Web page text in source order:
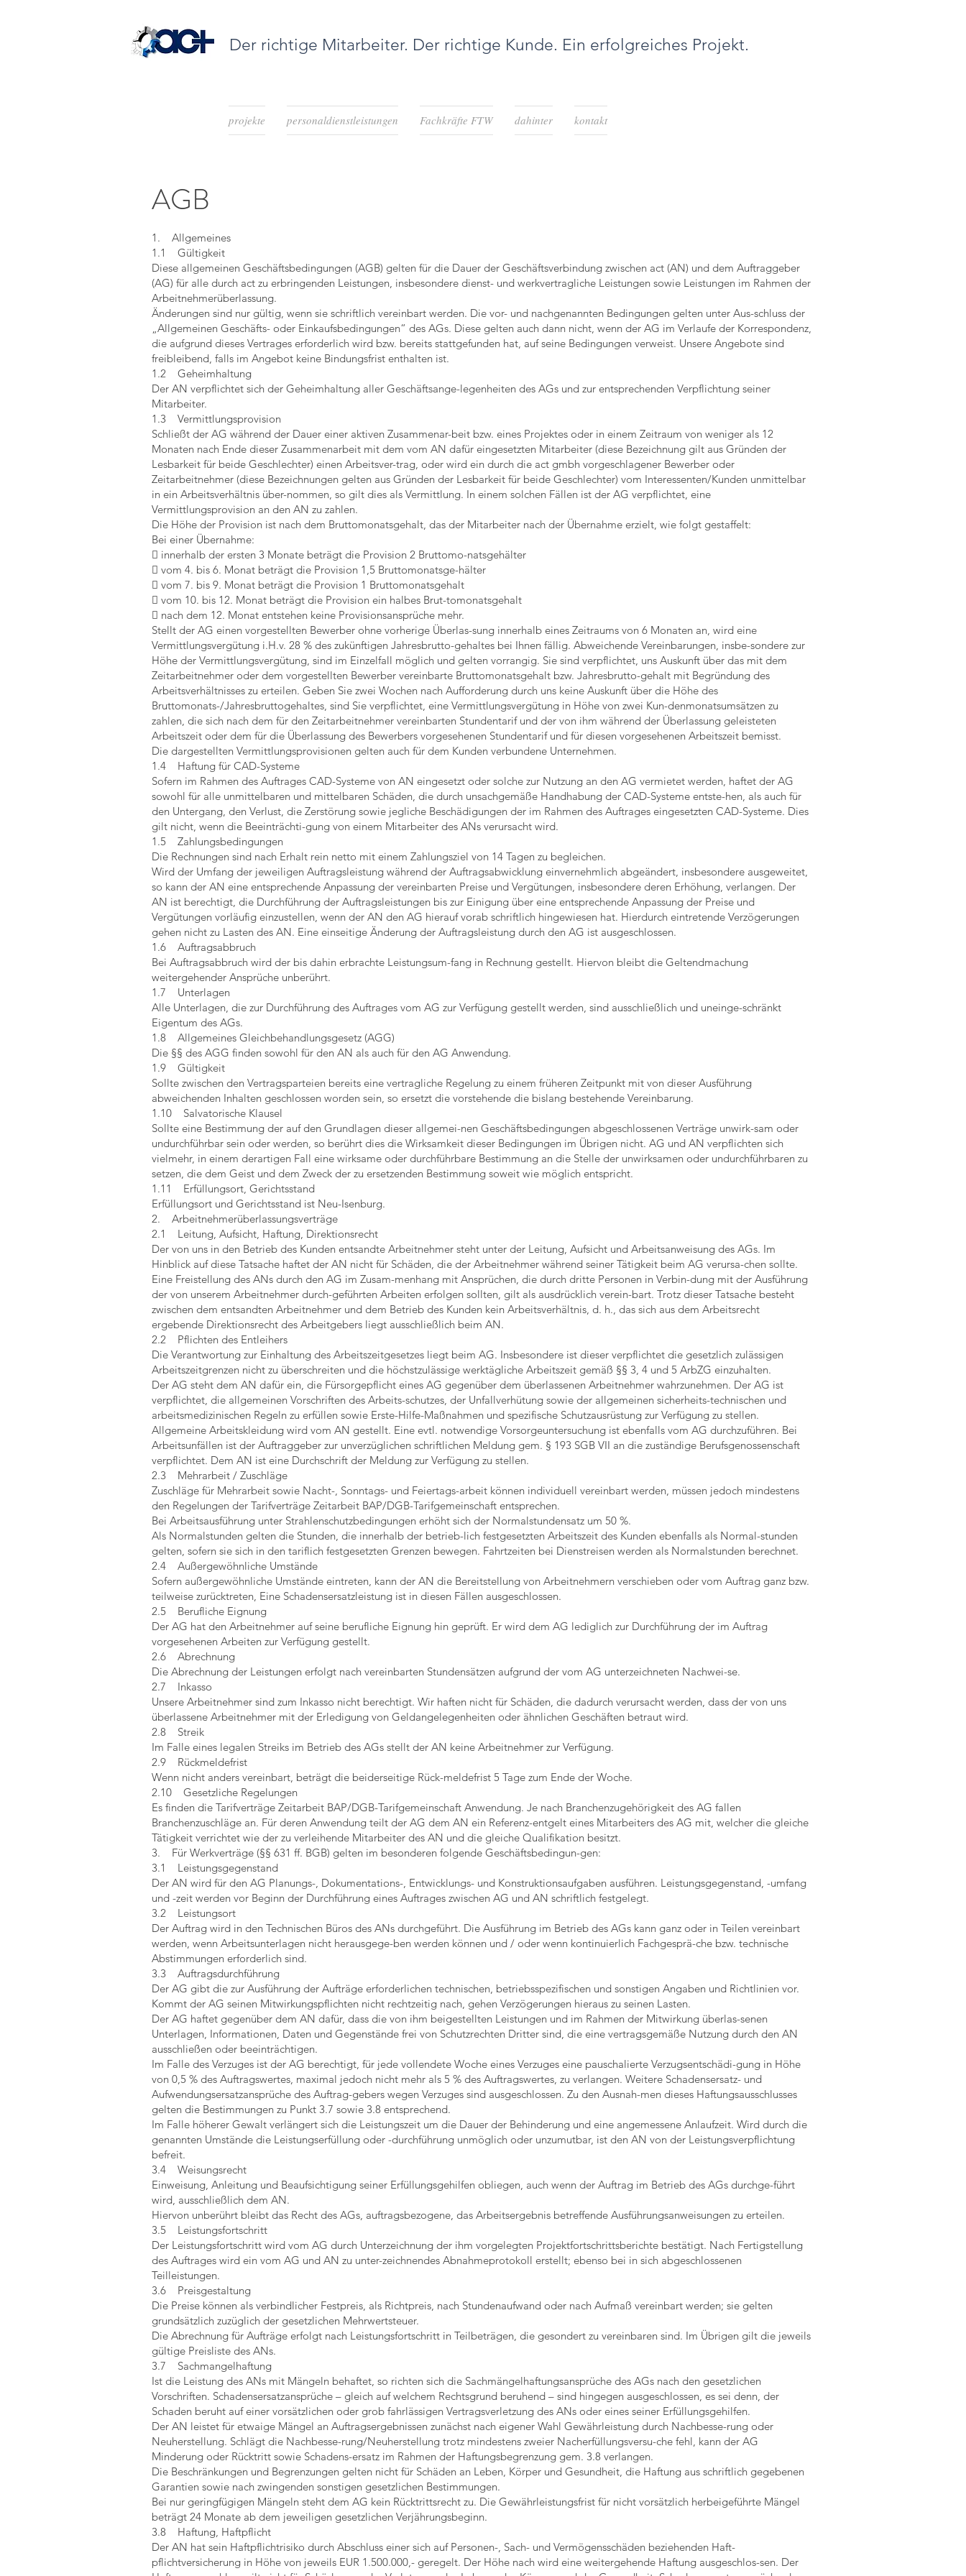
Der richtige Mitarbeiter. Der richtige Kunde. Ein erfolgreiches Projekt.
projekte personaldienstleistungen Fachkräfte FTW dahinter kontakt
AGB
1. Allgemeines
1.1 Gültigkeit
Diese allgemeinen Geschäftsbedingungen (AGB) gelten für die Dauer der Geschäftsverbindung zwischen act (AN) und dem Auftraggeber
(AG) für alle durch act zu erbringenden Leistungen, insbesondere dienst- und werkvertragliche Leistungen sowie Leistungen im Rahmen der
Arbeitnehmerüberlassung.
Änderungen sind nur gültig, wenn sie schriftlich vereinbart werden. Die vor- und nachgenannten Bedingungen gelten unter Aus-schluss der
„Allgemeinen Geschäfts- oder Einkaufsbedingungen“ des AGs. Diese gelten auch dann nicht, wenn der AG im Verlaufe der Korrespondenz,
die aufgrund dieses Vertrages erforderlich wird bzw. bereits stattgefunden hat, auf seine Bedingungen verweist. Unsere Angebote sind
freibleibend, falls im Angebot keine Bindungsfrist enthalten ist.
1.2 Geheimhaltung
Der AN verpflichtet sich der Geheimhaltung aller Geschäftsange-legenheiten des AGs und zur entsprechenden Verpflichtung seiner
Mitarbeiter.
1.3 Vermittlungsprovision
Schließt der AG während der Dauer einer aktiven Zusammenar-beit bzw. eines Projektes oder in einem Zeitraum von weniger als 12
Monaten nach Ende dieser Zusammenarbeit mit dem vom AN dafür eingesetzten Mitarbeiter (diese Bezeichnung gilt aus Gründen der
Lesbarkeit für beide Geschlechter) einen Arbeitsver-trag, oder wird ein durch die act gmbh vorgeschlagener Bewerber oder
Zeitarbeitnehmer (diese Bezeichnungen gelten aus Gründen der Lesbarkeit für beide Geschlechter) vom Interessenten/Kunden unmittelbar
in ein Arbeitsverhältnis über-nommen, so gilt dies als Vermittlung. In einem solchen Fällen ist der AG verpflichtet, eine
Vermittlungsprovision an den AN zu zahlen.
Die Höhe der Provision ist nach dem Bruttomonatsgehalt, das der Mitarbeiter nach der Übernahme erzielt, wie folgt gestaffelt:
Bei einer Übernahme:
 innerhalb der ersten 3 Monate beträgt die Provision 2 Bruttomo-natsgehälter
 vom 4. bis 6. Monat beträgt die Provision 1,5 Bruttomonatsge-hälter
 vom 7. bis 9. Monat beträgt die Provision 1 Bruttomonatsgehalt
 vom 10. bis 12. Monat beträgt die Provision ein halbes Brut-tomonatsgehalt
 nach dem 12. Monat entstehen keine Provisionsansprüche mehr.
Stellt der AG einen vorgestellten Bewerber ohne vorherige Überlas-sung innerhalb eines Zeitraums von 6 Monaten an, wird eine
Vermittlungsvergütung i.H.v. 28 % des zukünftigen Jahresbrutto-gehaltes bei Ihnen fällig. Abweichende Vereinbarungen, insbe-sondere zur
Höhe der Vermittlungsvergütung, sind im Einzelfall möglich und gelten vorrangig. Sie sind verpflichtet, uns Auskunft über das mit dem
Zeitarbeitnehmer oder dem vorgestellten Bewerber vereinbarte Bruttomonatsgehalt bzw. Jahresbrutto-gehalt mit Begründung des
Arbeitsverhältnisses zu erteilen. Geben Sie zwei Wochen nach Aufforderung durch uns keine Auskunft über die Höhe des
Bruttomonats-/Jahresbruttogehaltes, sind Sie verpflichtet, eine Vermittlungsvergütung in Höhe von zwei Kun-denmonatsumsätzen zu
zahlen, die sich nach dem für den Zeitarbeitnehmer vereinbarten Stundentarif und der von ihm während der Überlassung geleisteten
Arbeitszeit oder dem für die Überlassung des Bewerbers vorgesehenen Stundentarif und für diesen vorgesehenen Arbeitszeit bemisst.
Die dargestellten Vermittlungsprovisionen gelten auch für dem Kunden verbundene Unternehmen.
1.4 Haftung für CAD-Systeme
Sofern im Rahmen des Auftrages CAD-Systeme von AN eingesetzt oder solche zur Nutzung an den AG vermietet werden, haftet der AG
sowohl für alle unmittelbaren und mittelbaren Schäden, die durch unsachgemäße Handhabung der CAD-Systeme entste-hen, als auch für
den Untergang, den Verlust, die Zerstörung sowie jegliche Beschädigungen der im Rahmen des Auftrages eingesetzten CAD-Systeme. Dies
gilt nicht, wenn die Beeinträchti-gung von einem Mitarbeiter des ANs verursacht wird.
1.5 Zahlungsbedingungen
Die Rechnungen sind nach Erhalt rein netto mit einem Zahlungsziel von 14 Tagen zu begleichen.
Wird der Umfang der jeweiligen Auftragsleistung während der Auftragsabwicklung einvernehmlich abgeändert, insbesondere ausgeweitet,
so kann der AN eine entsprechende Anpassung der vereinbarten Preise und Vergütungen, insbesondere deren Erhöhung, verlangen. Der
AN ist berechtigt, die Durchführung der Auftragsleistungen bis zur Einigung über eine entsprechende Anpassung der Preise und
Vergütungen vorläufig einzustellen, wenn der AN den AG hierauf vorab schriftlich hingewiesen hat. Hierdurch eintretende Verzögerungen
gehen nicht zu Lasten des AN. Eine einseitige Änderung der Auftragsleistung durch den AG ist ausgeschlossen.
1.6 Auftragsabbruch
Bei Auftragsabbruch wird der bis dahin erbrachte Leistungsum-fang in Rechnung gestellt. Hiervon bleibt die Geltendmachung
weitergehender Ansprüche unberührt.
1.7 Unterlagen
Alle Unterlagen, die zur Durchführung des Auftrages vom AG zur Verfügung gestellt werden, sind ausschließlich und uneinge-schränkt
Eigentum des AGs.
1.8 Allgemeines Gleichbehandlungsgesetz (AGG)
Die §§ des AGG finden sowohl für den AN als auch für den AG Anwendung.
1.9 Gültigkeit
Sollte zwischen den Vertragsparteien bereits eine vertragliche Regelung zu einem früheren Zeitpunkt mit von dieser Ausführung
abweichenden Inhalten geschlossen worden sein, so ersetzt die vorstehende die bislang bestehende Vereinbarung.
1.10 Salvatorische Klausel
Sollte eine Bestimmung der auf den Grundlagen dieser allgemei-nen Geschäftsbedingungen abgeschlossenen Verträge unwirk-sam oder
undurchführbar sein oder werden, so berührt dies die Wirksamkeit dieser Bedingungen im Übrigen nicht. AG und AN verpflichten sich
vielmehr, in einem derartigen Fall eine wirksame oder durchführbare Bestimmung an die Stelle der unwirksamen oder undurchführbaren zu
setzen, die dem Geist und dem Zweck der zu ersetzenden Bestimmung soweit wie möglich entspricht.
1.11 Erfüllungsort, Gerichtsstand
Erfüllungsort und Gerichtsstand ist Neu-Isenburg.
2. Arbeitnehmerüberlassungsverträge
2.1 Leitung, Aufsicht, Haftung, Direktionsrecht
Der von uns in den Betrieb des Kunden entsandte Arbeitnehmer steht unter der Leitung, Aufsicht und Arbeitsanweisung des AGs. Im
Hinblick auf diese Tatsache haftet der AN nicht für Schäden, die der Arbeitnehmer während seiner Tätigkeit beim AG verursa-chen sollte.
Eine Freistellung des ANs durch den AG im Zusam-menhang mit Ansprüchen, die durch dritte Personen in Verbin-dung mit der Ausführung
der von unserem Arbeitnehmer durch-geführten Arbeiten erfolgen sollten, gilt als ausdrücklich verein-bart. Trotz dieser Tatsache besteht
zwischen dem entsandten Arbeitnehmer und dem Betrieb des Kunden kein Arbeitsverhältnis, d. h., das sich aus dem Arbeitsrecht
ergebende Direktionsrecht des Arbeitgebers liegt ausschließlich beim AN.
2.2 Pflichten des Entleihers
Die Verantwortung zur Einhaltung des Arbeitszeitgesetzes liegt beim AG. Insbesondere ist dieser verpflichtet die gesetzlich zulässigen
Arbeitszeitgrenzen nicht zu überschreiten und die höchstzulässige werktägliche Arbeitszeit gemäß §§ 3, 4 und 5 ArbZG einzuhalten.
Der AG steht dem AN dafür ein, die Fürsorgepflicht eines AG gegenüber dem überlassenen Arbeitnehmer wahrzunehmen. Der AG ist
verpflichtet, die allgemeinen Vorschriften des Arbeits-schutzes, der Unfallverhütung sowie der allgemeinen sicherheits-technischen und
arbeitsmedizinischen Regeln zu erfüllen sowie Erste-Hilfe-Maßnahmen und spezifische Schutzausrüstung zur Verfügung zu stellen.
Allgemeine Arbeitskleidung wird vom AN gestellt. Eine evtl. notwendige Vorsorgeuntersuchung ist ebenfalls vom AG durchzuführen. Bei
Arbeitsunfällen ist der Auftraggeber zur unverzüglichen schriftlichen Meldung gem. § 193 SGB VII an die zuständige Berufsgenossenschaft
verpflichtet. Dem AN ist eine Durchschrift der Meldung zur Verfügung zu stellen.
2.3 Mehrarbeit / Zuschläge
Zuschläge für Mehrarbeit sowie Nacht-, Sonntags- und Feiertags-arbeit können individuell vereinbart werden, müssen jedoch mindestens
den Regelungen der Tarifverträge Zeitarbeit BAP/DGB-Tarifgemeinschaft entsprechen.
Bei Arbeitsausführung unter Strahlenschutzbedingungen erhöht sich der Normalstundensatz um 50 %.
Als Normalstunden gelten die Stunden, die innerhalb der betrieb-lich festgesetzten Arbeitszeit des Kunden ebenfalls als Normal-stunden
gelten, sofern sie sich in den tariflich festgesetzten Grenzen bewegen. Fahrtzeiten bei Dienstreisen werden als Normalstunden berechnet.
2.4 Außergewöhnliche Umstände
Sofern außergewöhnliche Umstände eintreten, kann der AN die Bereitstellung von Arbeitnehmern verschieben oder vom Auftrag ganz bzw.
teilweise zurücktreten, Eine Schadensersatzleistung ist in diesen Fällen ausgeschlossen.
2.5 Berufliche Eignung
Der AG hat den Arbeitnehmer auf seine berufliche Eignung hin geprüft. Er wird dem AG lediglich zur Durchführung der im Auftrag
vorgesehenen Arbeiten zur Verfügung gestellt.
2.6 Abrechnung
Die Abrechnung der Leistungen erfolgt nach vereinbarten Stundensätzen aufgrund der vom AG unterzeichneten Nachwei-se.
2.7 Inkasso
Unsere Arbeitnehmer sind zum Inkasso nicht berechtigt. Wir haften nicht für Schäden, die dadurch verursacht werden, dass der von uns
überlassene Arbeitnehmer mit der Erledigung von Geldangelegenheiten oder ähnlichen Geschäften betraut wird.
2.8 Streik
Im Falle eines legalen Streiks im Betrieb des AGs stellt der AN keine Arbeitnehmer zur Verfügung.
2.9 Rückmeldefrist
Wenn nicht anders vereinbart, beträgt die beiderseitige Rück-meldefrist 5 Tage zum Ende der Woche.
2.10 Gesetzliche Regelungen
Es finden die Tarifverträge Zeitarbeit BAP/DGB-Tarifgemeinschaft Anwendung. Je nach Branchenzugehörigkeit des AG fallen
Branchenzuschläge an. Für deren Anwendung teilt der AG dem AN ein Referenz-entgelt eines Mitarbeiters des AG mit, welcher die gleiche
Tätigkeit verrichtet wie der zu verleihende Mitarbeiter des AN und die gleiche Qualifikation besitzt.
3. Für Werkverträge (§§ 631 ff. BGB) gelten im besonderen folgende Geschäftsbedingun-gen:
3.1 Leistungsgegenstand
Der AN wird für den AG Planungs-, Dokumentations-, Entwicklungs- und Konstruktionsaufgaben ausführen. Leistungsgegenstand, -umfang
und -zeit werden vor Beginn der Durchführung eines Auftrages zwischen AG und AN schriftlich festgelegt.
3.2 Leistungsort
Der Auftrag wird in den Technischen Büros des ANs durchgeführt. Die Ausführung im Betrieb des AGs kann ganz oder in Teilen vereinbart
werden, wenn Arbeitsunterlagen nicht herausgege-ben werden können und / oder wenn kontinuierlich Fachgesprä-che bzw. technische
Abstimmungen erforderlich sind.
3.3 Auftragsdurchführung
Der AG gibt die zur Ausführung der Aufträge erforderlichen technischen, betriebsspezifischen und sonstigen Angaben und Richtlinien vor.
Kommt der AG seinen Mitwirkungspflichten nicht rechtzeitig nach, gehen Verzögerungen hieraus zu seinen Lasten.
Der AG haftet gegenüber dem AN dafür, dass die von ihm beigestellten Leistungen und im Rahmen der Mitwirkung überlas-senen
Unterlagen, Informationen, Daten und Gegenstände frei von Schutzrechten Dritter sind, die eine vertragsgemäße Nutzung durch den AN
ausschließen oder beeinträchtigen.
Im Falle des Verzuges ist der AG berechtigt, für jede vollendete Woche eines Verzuges eine pauschalierte Verzugsentschädi-gung in Höhe
von 0,5 % des Auftragswertes, maximal jedoch nicht mehr als 5 % des Auftragswertes, zu verlangen. Weitere Schadensersatz- und
Aufwendungsersatzansprüche des Auftrag-gebers wegen Verzuges sind ausgeschlossen. Zu den Ausnah-men dieses Haftungsausschlusses
gelten die Bestimmungen zu Punkt 3.7 sowie 3.8 entsprechend.
Im Falle höherer Gewalt verlängert sich die Leistungszeit um die Dauer der Behinderung und eine angemessene Anlaufzeit. Wird durch die
genannten Umstände die Leistungserfüllung oder -durchführung unmöglich oder unzumutbar, ist den AN von der Leistungsverpflichtung
befreit.
3.4 Weisungsrecht
Einweisung, Anleitung und Beaufsichtigung seiner Erfüllungsgehilfen obliegen, auch wenn der Auftrag im Betrieb des AGs durchge-führt
wird, ausschließlich dem AN.
Hiervon unberührt bleibt das Recht des AGs, auftragsbezogene, das Arbeitsergebnis betreffende Ausführungsanweisungen zu erteilen.
3.5 Leistungsfortschritt
Der Leistungsfortschritt wird vom AG durch Unterzeichnung der ihm vorgelegten Projektfortschrittsberichte bestätigt. Nach Fertigstellung
des Auftrages wird ein vom AG und AN zu unter-zeichnendes Abnahmeprotokoll erstellt; ebenso bei in sich abgeschlossenen
Teilleistungen.
3.6 Preisgestaltung
Die Preise können als verbindlicher Festpreis, als Richtpreis, nach Stundenaufwand oder nach Aufmaß vereinbart werden; sie gelten
grundsätzlich zuzüglich der gesetzlichen Mehrwertsteuer.
Die Abrechnung für Aufträge erfolgt nach Leistungsfortschritt in Teilbeträgen, die gesondert zu vereinbaren sind. Im Übrigen gilt die jeweils
gültige Preisliste des ANs.
3.7 Sachmangelhaftung
Ist die Leistung des ANs mit Mängeln behaftet, so richten sich die Sachmängelhaftungsansprüche des AGs nach den gesetzlichen
Vorschriften. Schadensersatzansprüche – gleich auf welchem Rechtsgrund beruhend – sind hingegen ausgeschlossen, es sei denn, der
Schaden beruht auf einer vorsätzlichen oder grob fahrlässigen Vertragsverletzung des ANs oder eines seiner Erfüllungsgehilfen.
Der AN leistet für etwaige Mängel an Auftragsergebnissen zunächst nach eigener Wahl Gewährleistung durch Nachbesse-rung oder
Neuherstellung. Schlägt die Nachbesse-rung/Neuherstellung trotz mindestens zweier Nacherfüllungsversu-che fehl, kann der AG
Minderung oder Rücktritt sowie Schadens-ersatz im Rahmen der Haftungsbegrenzung gem. 3.8 verlangen.
Die Beschränkungen und Begrenzungen gelten nicht für Schäden an Leben, Körper und Gesundheit, die Haftung aus schriftlich gegebenen
Garantien sowie nach zwingenden sonstigen gesetzlichen Bestimmungen.
Bei nur geringfügigen Mängeln steht dem AG kein Rücktrittsrecht zu. Die Gewährleistungsfrist für nicht vorsätzlich herbeigeführte Mängel
beträgt 24 Monate ab dem jeweiligen gesetzlichen Verjährungsbeginn.
3.8 Haftung, Haftpflicht
Der AN hat sein Haftpflichtrisiko durch Abschluss einer sich auf Personen-, Sach- und Vermögensschäden beziehenden Haft-
pflichtversicherung in Höhe von jeweils EUR 1.500.000,- geregelt. Der Höhe nach wird eine weitergehende Haftung ausgeschlos-sen. Der